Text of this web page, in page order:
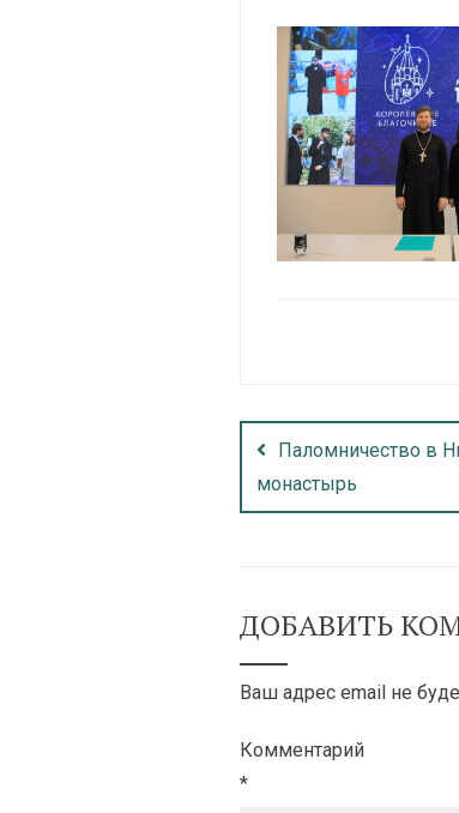
Паломничество в
монастырь
ДОБАВИТЬ
Ваш адрес email не
Комментарий
*